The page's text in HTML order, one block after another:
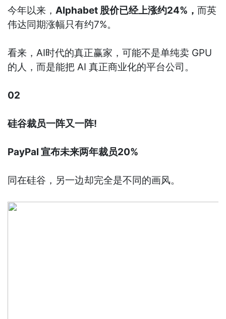
今年以来，Alphabet 股价已经上涨约24%，而英
伟达同期涨幅只有约7%。
看来，AI时代的真正赢家，可能不是单纯卖 GPU
的人，而是能把 AI 真正商业化的平台公司。
02
硅谷裁员一阵又一阵!
PayPal 宣布未来两年裁员20%
同在硅谷，另一边却完全是不同的画风。